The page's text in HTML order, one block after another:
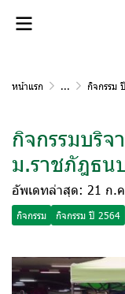
หน้าแรก ... กิจกรรม
กิจกรรมบริ
ม.ราชภัฎธน
อัพเดทล่าสุด: 21 ก.
กิจกรรม กิจกรรม ปี 2564